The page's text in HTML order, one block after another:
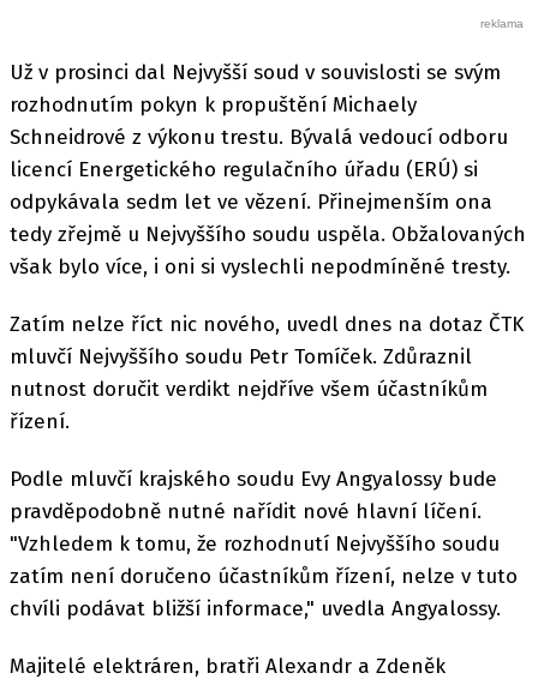
Už v prosinci dal Nejvyšší soud v souvislosti se svým
rozhodnutím pokyn k propuštění Michaely
Schneidrové z výkonu trestu. Bývalá vedoucí odboru
licencí Energetického regulačního úřadu (ERÚ) si
odpykávala sedm let ve vězení. Přinejmenším ona
tedy zřejmě u Nejvyššího soudu uspěla. Obžalovaných
však bylo více, i oni si vyslechli nepodmíněné tresty.
Zatím nelze říct nic nového, uvedl dnes na dotaz ČTK
mluvčí Nejvyššího soudu Petr Tomíček. Zdůraznil
nutnost doručit verdikt nejdříve všem účastníkům
řízení.
Podle mluvčí krajského soudu Evy Angyalossy bude
pravděpodobně nutné nařídit nové hlavní líčení.
"Vzhledem k tomu, že rozhodnutí Nejvyššího soudu
zatím není doručeno účastníkům řízení, nelze v tuto
chvíli podávat bližší informace," uvedla Angyalossy.
Majitelé elektráren, bratři Alexandr a Zdeněk